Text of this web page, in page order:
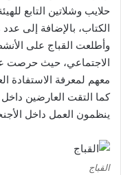
حلايب وشلاتين التابع
الكتاب، بالإضافة إلى
وأطلعت القباج على
الاجتماعي، حيث حرصت
معهم لمعرفة الاستفادة
كما التقت العارضين
ينظمون العمل داخل
القباج